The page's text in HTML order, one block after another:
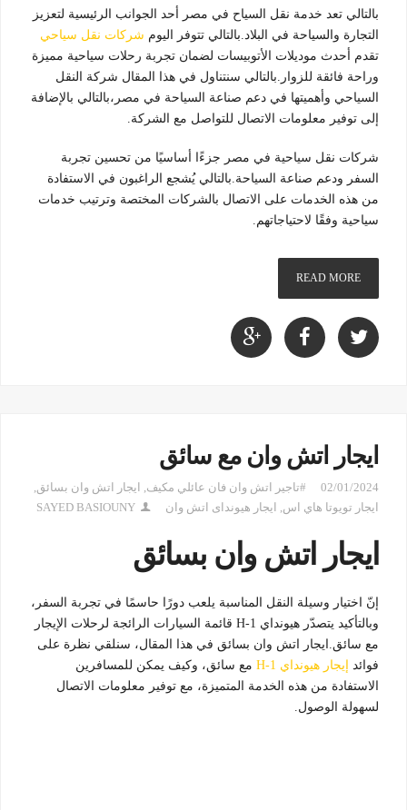
بالتالي تعد خدمة نقل السياح في مصر أحد الجوانب الرئيسية لتعزيز
التجارة والسياحة في البلاد.بالتالي تتوفر اليوم شركات نقل سياحي
تقدم أحدث موديلات الأتوبيسات لضمان تجربة رحلات سياحية مميزة
وراحة فائقة للزوار.بالتالي سنتناول في هذا المقال شركة النقل
السياحي وأهميتها في دعم صناعة السياحة في مصر،بالتالي بالإضافة
إلى توفير معلومات الاتصال للتواصل مع الشركة.
شركات نقل سياحية في مصر جزءًا أساسيًا من تحسين تجربة
السفر ودعم صناعة السياحة.بالتالي يُشجع الراغبون في الاستفادة
من هذه الخدمات على الاتصال بالشركات المختصة وترتيب خدمات
سياحية وفقًا لاحتياجاتهم.
READ MORE
ايجار اتش وان مع سائق
02/01/2024 #تاجير اتش وان فان عائلي مكيف, ايجار اتش وان بسائق,
ايجار تويوتا هاي اس, ايجار هيونداى اتش وان SAYED BASIOUNY
ايجار اتش وان بسائق
إنّ اختيار وسيلة النقل المناسبة يلعب دورًا حاسمًا في تجربة السفر،
وبالتأكيد يتصدّر هيونداي H-1 قائمة السيارات الرائجة لرحلات الإيجار
مع سائق.ايجار اتش وان بسائق في هذا المقال، سنلقي نظرة على
فوائد إيجار هيونداي H-1
مع سائق، وكيف يمكن للمسافرين
الاستفادة من هذه الخدمة المتميزة، مع توفير معلومات الاتصال
لسهولة الوصول.